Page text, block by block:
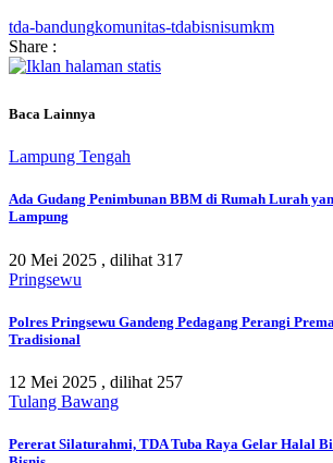
tda-bandungkomunitas-tdabisnisumkm
Share :
Baca Lainnya
Lampung Tengah
Ada Gudang Penimbunan BBM di Rumah Lurah
Lampung
20 Mei 2025 , dilihat 317
Pringsewu
Polres Pringsewu Gandeng Pedagang Perangi
Tradisional
12 Mei 2025 , dilihat 257
Tulang Bawang
Pererat Silaturahmi, TDA Tuba Raya Gelar Halal